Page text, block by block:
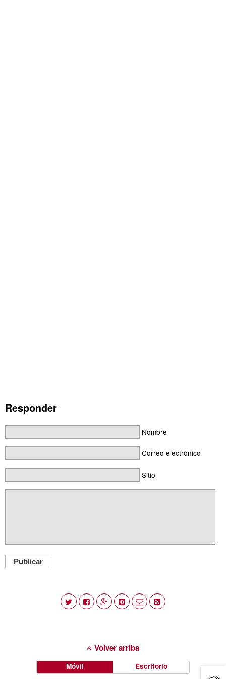
Responder
Nombre
Correo electrónico
Sitio
Publicar
Volver arriba
Móvil Escritorio